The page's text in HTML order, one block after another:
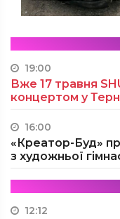
19:00
Вже 17 травня
концертом у
16:00
«Креатор-Буд»
з художньої
12:12